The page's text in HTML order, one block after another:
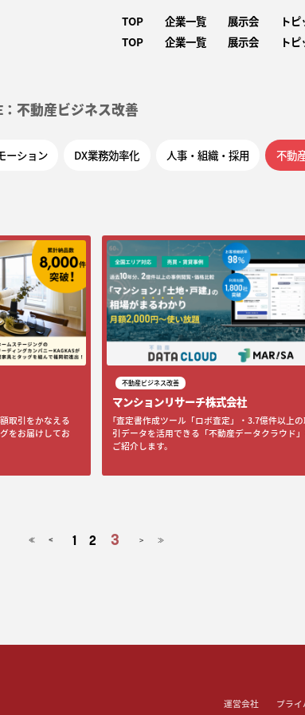
TOP
TOP
企業一覧
企業一覧
展示会
展示会
ト
ト
：不動産ビジネス改善
ーション DX業務効率化 人事・組織・採用 不動
取引をかなえる
をお届けしてお
不動産ビジネス改善
マンションリサーチ株式会社
｢査定書作成ツール「ロボ査定」・3.7億件以上の
引データを活用できる「不動産データクラウド
ご紹介します。
≪ < 1 2 3 > ≫
運営会社 プラ